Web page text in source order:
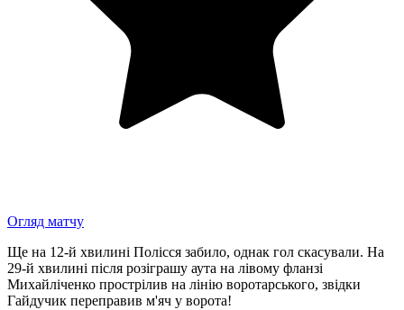
Огляд матчу
Ще на 12-й хвилині Полісся забило, однак гол скасували. На
29-й хвилині після розіграшу аута на лівому фланзі
Михайліченко прострілив на лінію воротарського, звідки
Гайдучик переправив м'яч у ворота!